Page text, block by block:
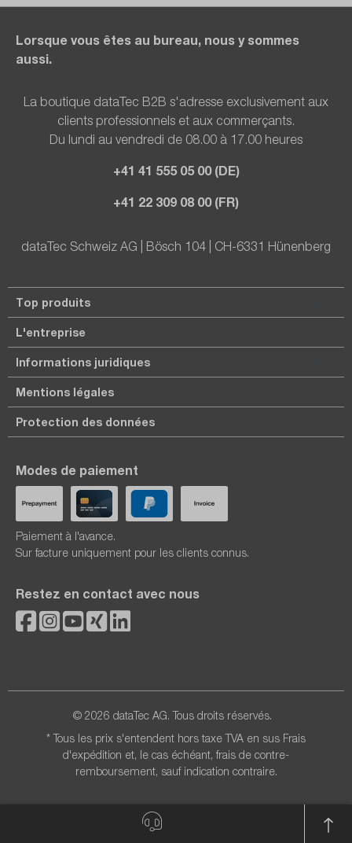
Lorsque vous êtes au bureau, nous y sommes
aussi.
La boutique dataTec B2B s'adresse exclusivement aux
clients professionnels et aux commerçants.
Du lundi au vendredi de 08.00 à 17.00 heures
+41 41 555 05 00 (DE)
+41 22 309 08 00 (FR)
dataTec Schweiz AG | Bösch 104 | CH-6331 Hünenberg
Top produits
L'entreprise
Informations juridiques
Mentions légales
Protection des données
Modes de paiement
Paiement à l'avance.
Sur facture uniquement pour les clients connus.
Restez en contact avec nous
© 2026 dataTec AG. Tous droits réservés.
* Tous les prix s'entendent hors taxe TVA en sus Frais
d'expédition et, le cas échéant, frais de contre-
remboursement, sauf indication contraire.